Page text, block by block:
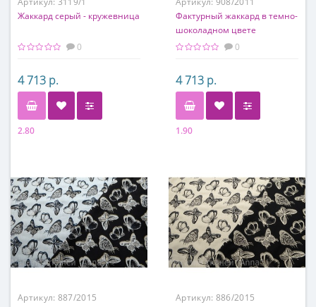
Жаккард серый - кружевница
0
4 713 р.
2.80
Фактурный жаккард в темно-
шоколадном цвете
0
4 713 р.
1.90
Артикул: 887/2015
Артикул: 886/2015